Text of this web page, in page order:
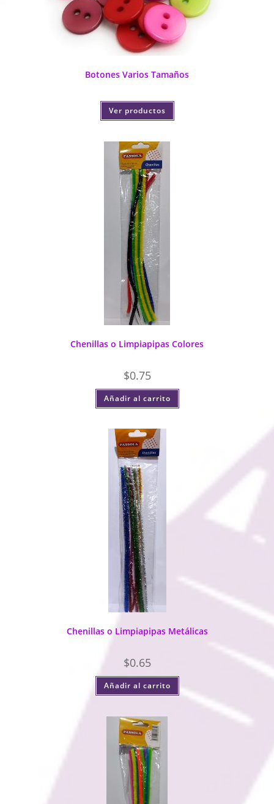
Botones Varios Tamaños
Ver productos
Chenillas o Limpiapipas Colores
$0.75
Añadir al carrito
Chenillas o Limpiapipas Metálicas
$0.65
Añadir al carrito